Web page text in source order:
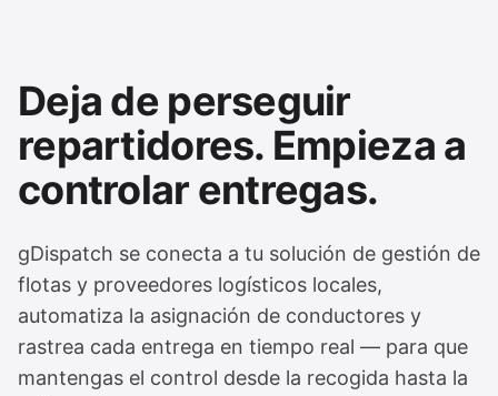
Deja de perseguir
repartidores. Empieza a
controlar entregas.
gDispatch se conecta a tu solución de gestión de
flotas y proveedores logísticos locales,
automatiza la asignación de conductores y
rastrea cada entrega en tiempo real — para que
mantengas el control desde la recogida hasta la